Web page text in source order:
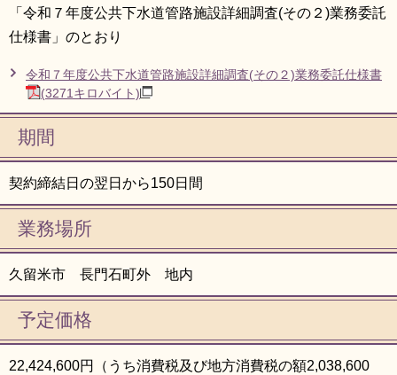
「令和７年度公共下水道管路施設詳細調査(その２)業務委託
仕様書」のとおり
令和７年度公共下水道管路施設詳細調査(その２)業務委託仕様書
(3271キロバイト)
期間
契約締結日の翌日から150日間
業務場所
久留米市 長門石町外 地内
予定価格
22,424,600円（うち消費税及び地方消費税の額2,038,600